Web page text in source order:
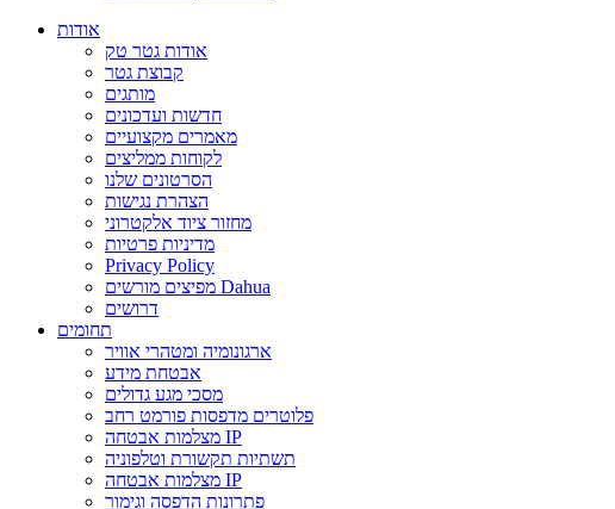
אודות
אודות גטר טק
קבוצת גטר
מותגים
חדשות ועדכונים
מאמרים מקצועיים
לקוחות ממליצים
הסרטונים שלנו
הצהרת נגישות
מחזור ציוד אלקטרוני
מדיניות פרטיות
Privacy Policy
מפיצים מורשים Dahua
דרושים
תחומים
ארגונומיה ומטהרי אוויר
אבטחת מידע
מסכי מגע גדולים
פלוטרים מדפסות פורמט רחב
מצלמות אבטחה IP
תשתיות תקשורת וטלפוניה
מצלמות אבטחה IP
פתרונות הדפסה וגימור